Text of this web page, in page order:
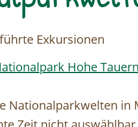
Exkursionen
Hohe Tauern
Nationalparkwelten